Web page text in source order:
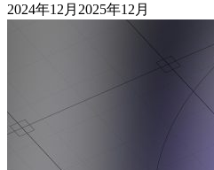
2024年12月2025年12月